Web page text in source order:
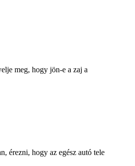
meg, hogy jön-e a zaj a
érezni, hogy az egész autó tele